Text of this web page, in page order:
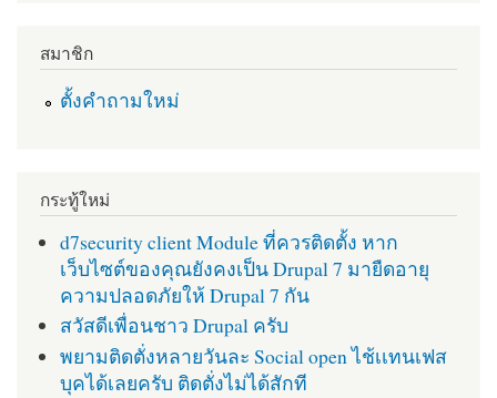
สมาชิก
ตั้งคำถามใหม่
กระทู้ใหม่
d7security client Module ที่ควรติดตั้ง หาก
เว็บไซต์ของคุณยังคงเป็น Drupal 7 มายืดอายุ
ความปลอดภัยให้ Drupal 7 กัน
สวัสดีเพื่อนชาว Drupal ครับ
พยามติดตั่งหลายวันละ Social open ไช้เเทนเฟส
บุคได้เลยครับ ติดตั่งไม่ได้สักที